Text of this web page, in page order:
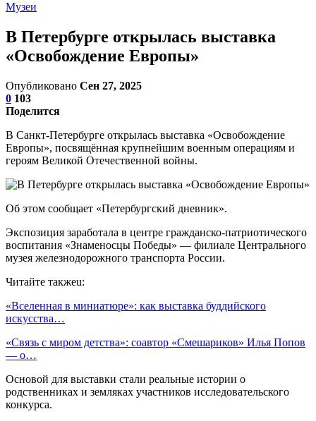
Музеи
В Петербурге открылась выставка
«Освобождение Европы»
Опубликовано Сен 27, 2025
0 103
Поделится
В Санкт-Петербурге открылась выставка «Освобождение
Европы», посвящённая крупнейшим военным операциям и
героям Великой Отечественной войны.
Об этом сообщает «Петербургский дневник».
Экспозиция заработала в центре гражданско-патриотического
воспитания «Знаменосцы Победы» — филиале Центрального
музея железнодорожного транспорта России.
Читайте такжеu:
«Вселенная в миниатюре»: как выставка буддийского
искусства…
«Связь с миром детства»: соавтор «Смешариков» Илья Попов
— о…
Основой для выставки стали реальные истории о
родственниках и земляках участников исследовательского
конкурса.